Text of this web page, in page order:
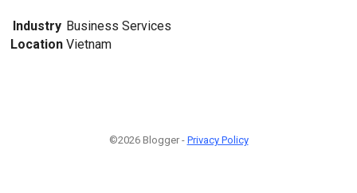
Industry Business Services
Location Vietnam
©2026 Blogger - Privacy Policy